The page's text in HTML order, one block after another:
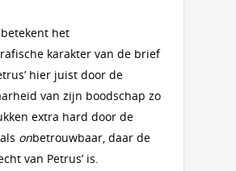
het
karakter van de brief
hier juist door de
van zijn boodschap zo
extra hard door de
onbetrouwbaar, daar de
van Petrus’ is.